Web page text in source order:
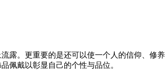
露。更重要的是还可以使一个人的信仰、修
品佩戴以彰显自己的个性与品位。